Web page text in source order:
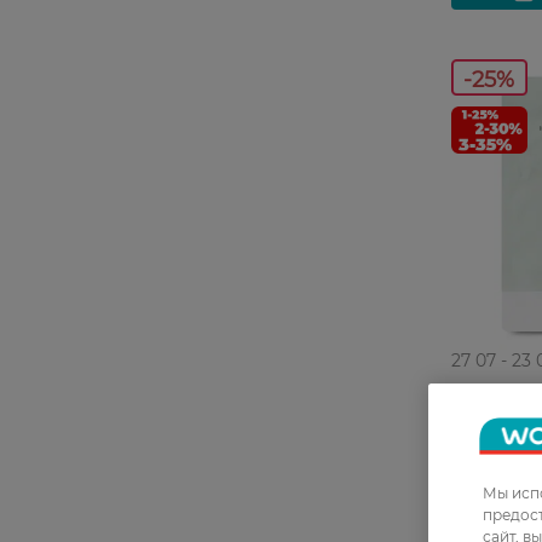
-25%
27 07 - 23
Маска
Hemp
29,99 ГРН
Мы
сайт,